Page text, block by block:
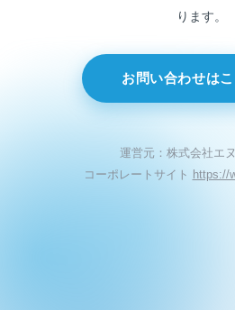
ります。
お問い合わせは
運営元：株式会社エ
コーポレートサイト https://